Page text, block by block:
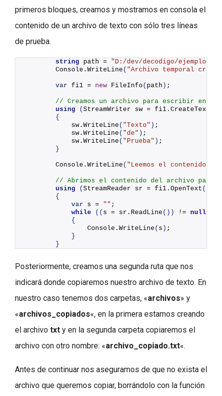
primeros bloques, creamos y mostramos en consola el
contenido de un archivo de texto con sólo tres líneas
de prueba.
string path = "D:/dev/decodigo/
        Console.
WriteLine ( "Archivo temporal
var fi1 = new FileInfo ( path ) ;
// Creamos un archivo para escribir en el
using
( StreamWriter sw = fi1. CreateText
{
            sw.
WriteLine ( "Texto" ) ;
            sw.
WriteLine ( "de" ) ;
            sw.
WriteLine ( "Prueba" ) ;
}
        Console.
WriteLine ( "Leemos el contenido de
// Abrimos el contenido del archivo para
using
( StreamReader sr = fi1. OpenText ())
{
var s = "" ;
while
(( s = sr. ReadLine ()) != null
{
                Console.
WriteLine ( s ) ;
}
}
Posteriormente, creamos una segunda ruta que nos
indicará donde copiaremos nuestro archivo de texto. En
nuestro caso tenemos dos carpetas, «archivos» y
«archivos_copiados«, en la primera estamos creando
el archivo txt y en la segunda carpeta copiaremos el
archivo con otro nombre: «archivo_copiado.txt«.
Antes de continuar nos aseguramos de que no exista el
archivo que queremos copiar, borrándolo con la función